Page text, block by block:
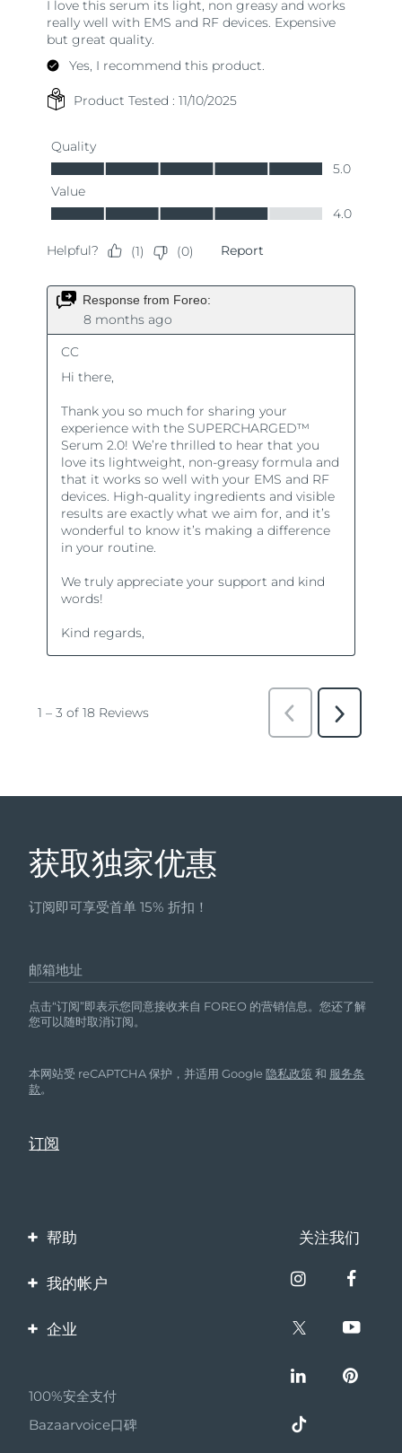
获取独家优惠
订阅即可享受首单 15% 折扣！
邮箱地址
点击“订阅”即表示您同意接收来自 FOREO 的营销信息。您还了解
您可以随时取消订阅。
本网站受 reCAPTCHA 保护，并适用 Google隐私政策 和 服务条
款。
帮助
联系我们
保修与退换货
关注我们
我的帐户
产品注册
企业
伙伴计划
联盟新闻
100%安全支付
Bazaarvoice口碑